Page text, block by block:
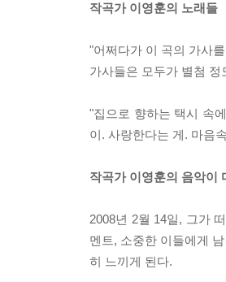
작곡가 이영훈의 노래들
"어쩌다가 이 곡의 가사
가사들은 모두가 별첨
"집으로 향하는 택시 속
이. 사랑한다는 게. 마음
작곡가 이영훈의 음악이
2008년 2월 14일, 그가
멘트, 소중한 이들에게
히 느끼게 된다.